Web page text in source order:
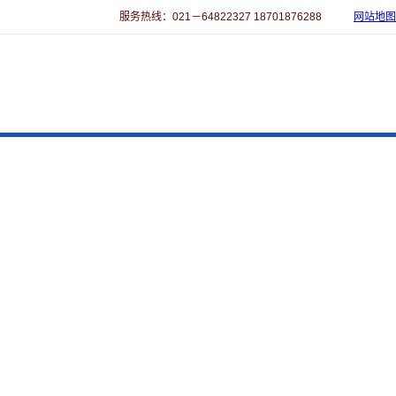
服务热线：021－64822327 18701876288 网站地图